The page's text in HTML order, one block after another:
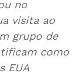
no
visita ao
grupo de
como
EUA